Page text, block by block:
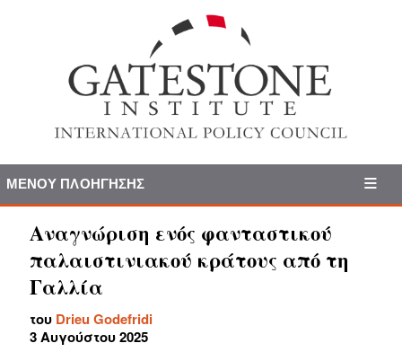
ΜΕΝΟΎ ΠΛΟΉΓΗΣΗΣ
Αναγνώριση ενός φανταστικού
παλαιστινιακού κράτους από τη
Γαλλία
του Drieu Godefridi
3 Αυγούστου 2025